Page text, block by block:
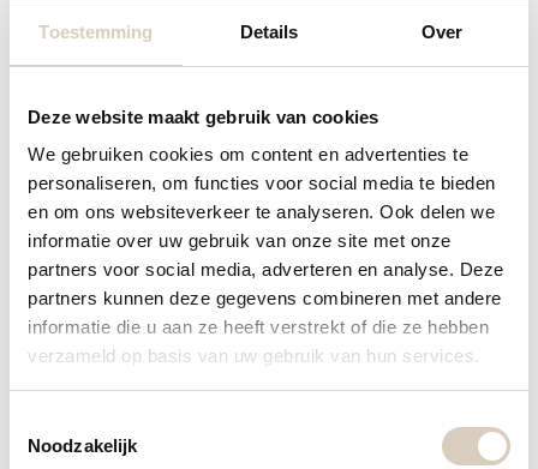
Toestemming Details Over
Deze website maakt gebruik van cookies
We gebruiken cookies om content en advertenties te
personaliseren, om functies voor social media te bieden
en om ons websiteverkeer te analyseren. Ook delen we
informatie over uw gebruik van onze site met onze
partners voor social media, adverteren en analyse. Deze
partners kunnen deze gegevens combineren met andere
informatie die u aan ze heeft verstrekt of die ze hebben
verzameld op basis van uw gebruik van hun services.
Noodzakelijk
In onze showroom in Etten-Leur vindt u een aantal
prominente keukenopstellingen. Dit om het voor u
vermijden. Stuk voor stuk betaalbare en duurzame
keukens. En leuk om te weten: We kiezen
bijvoorbeeld voor een milieubewust alternatief voor
traditioneel spaanplaten. Er wordt gebruik
gemaakt van éénjarige planten waardoor het hout
in keukens met maar liefst 37% wordt gereduceerd.
We kunnen de keukens zo interessant aanbieden
en -montage zelf regelt. Geen complete